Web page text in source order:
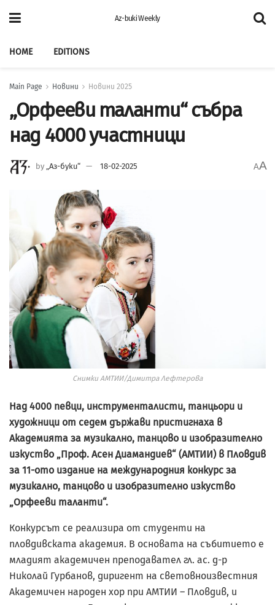
Az-buki Weekly
HOME EDITIONS
Main Page Новини Новини 2025
„Орфееви таланти“ събра
над 4000 участници
by „Аз-буки“ 18-02-2025 AA
Снимки АМТИИ/Димитра Лефтерова
Над 4000 певци, инструменталисти, танцьори и
художници от седем държави пристигнаха в
Академията за музикално, танцово и изобразително
изкуство „Проф. Асен Диамандиев“ (АМТИИ) в Пловдив
за 11-ото издание на международния конкурс за
музикално, танцово и изобразително изкуство
„Орфееви таланти“.
Конкурсът се реализира от студенти на
пловдивската академия. В основата на събитието е
младият академичен преподавател гл. ас. д-р
Николай Гурбанов, диригент на световноизвестния
Академичен народен хор при АМТИИ – Пловдив, и